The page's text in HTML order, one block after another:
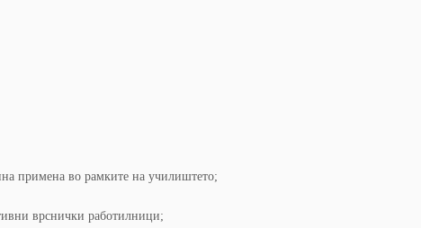
примена во рамките на училиштето;
врснички работилници;